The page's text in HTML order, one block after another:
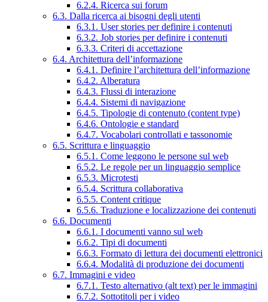
6.2.4. Ricerca sui forum
6.3. Dalla ricerca ai bisogni degli utenti
6.3.1. User stories per definire i contenuti
6.3.2. Job stories per definire i contenuti
6.3.3. Criteri di accettazione
6.4. Architettura dell’informazione
6.4.1. Definire l’architettura dell’informazione
6.4.2. Alberatura
6.4.3. Flussi di interazione
6.4.4. Sistemi di navigazione
6.4.5. Tipologie di contenuto (content type)
6.4.6. Ontologie e standard
6.4.7. Vocabolari controllati e tassonomie
6.5. Scrittura e linguaggio
6.5.1. Come leggono le persone sul web
6.5.2. Le regole per un linguaggio semplice
6.5.3. Microtesti
6.5.4. Scrittura collaborativa
6.5.5. Content critique
6.5.6. Traduzione e localizzazione dei contenuti
6.6. Documenti
6.6.1. I documenti vanno sul web
6.6.2. Tipi di documenti
6.6.3. Formato di lettura dei documenti elettronici
6.6.4. Modalità di produzione dei documenti
6.7. Immagini e video
6.7.1. Testo alternativo (alt text) per le immagini
6.7.2. Sottotitoli per i video